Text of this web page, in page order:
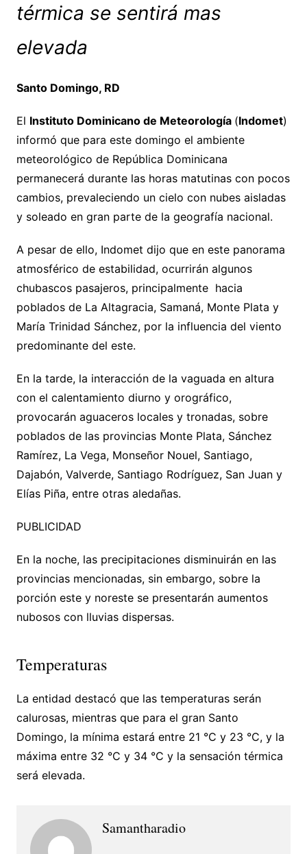
térmica se sentirá mas
elevada
Santo Domingo, RD
El Instituto Dominicano de Meteorología (Indomet)
informó que para este domingo el ambiente
meteorológico de República Dominicana
permanecerá durante las horas matutinas con pocos
cambios, prevaleciendo un cielo con nubes aisladas
y soleado en gran parte de la geografía nacional.
A pesar de ello, Indomet dijo que en este panorama
atmosférico de estabilidad, ocurrirán algunos
chubascos pasajeros, principalmente hacia
poblados de La Altagracia, Samaná, Monte Plata y
María Trinidad Sánchez, por la influencia del viento
predominante del este.
En la tarde, la interacción de la vaguada en altura
con el calentamiento diurno y orográfico,
provocarán aguaceros locales y tronadas, sobre
poblados de las provincias Monte Plata, Sánchez
Ramírez, La Vega, Monseñor Nouel, Santiago,
Dajabón, Valverde, Santiago Rodríguez, San Juan y
Elías Piña, entre otras aledañas.
PUBLICIDAD
En la noche, las precipitaciones disminuirán en las
provincias mencionadas, sin embargo, sobre la
porción este y noreste se presentarán aumentos
nubosos con lluvias dispersas.
Temperaturas
La entidad destacó que las temperaturas serán
calurosas, mientras que para el gran Santo
Domingo, la mínima estará entre 21 °C y 23 °C, y la
máxima entre 32 °C y 34 °C y la sensación térmica
será elevada.
Samantharadio